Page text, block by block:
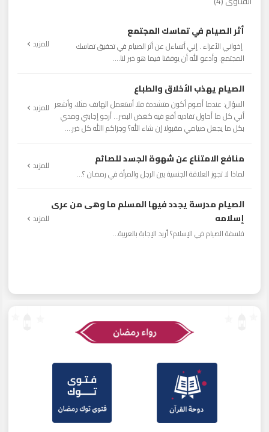
أثر الصيام في تماسك المجتمع
إخواني الأعزاء . إني أتساءل عن أثر الصيام في تحقيق تماسك
المجتمع. وأدعو الله أن يوفقنا فيما هو خير لنا....
للمزيد
الصيام يهذب الأخلاق والطباع
السؤال: عندما أصوم أكون متشددة فلا أستعمل الهاتف مثلا، وأشعر
أني كل ما أحاول تفاديه أقع فيه كغض البصر... أرجو إجابتي ومدي
بكل ما يجعل صيامي مقبولا إن شاء الله؟ وجزاكم االله كل خير....
للمزيد
منافع الامتناع عن شهوة الجسد للصائم
لماذا لا تجوز العلاقة الجنسية بين الرجل والمرأة في رمضان ؟...
للمزيد
الصيام مدرسة يجدد فيها المسلم ما وهى من عرى
إسلامه
فلسفة الصيام في الإسلام؟ أريد الإجابة بالعربية...
للمزيد